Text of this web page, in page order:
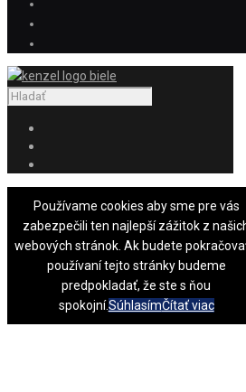
Používame cookies aby sme pre vás
zabezpečili ten najlepší zážitok z
webových stránok. Ak budete
používaní tejto stránky budeme
predpokladať, že ste s ňou
spokojní.SúhlasímČítať viac